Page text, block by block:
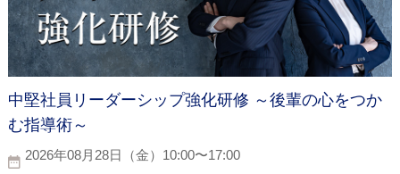
中堅社員リーダーシップ強化研修 ～後輩の心をつか
む指導術～
2026年08月28日（金）10:00〜17:00